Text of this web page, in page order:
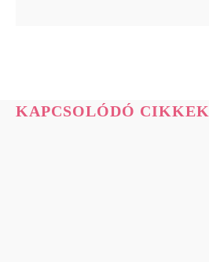
KAPCSOLÓDÓ CIKKEK